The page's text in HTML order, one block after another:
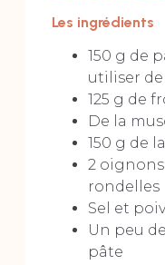
Les ingrédients
150 g de
utiliser de
125 g de
De la
150 g de
2
rondelles
Sel et
Un peu
pâte